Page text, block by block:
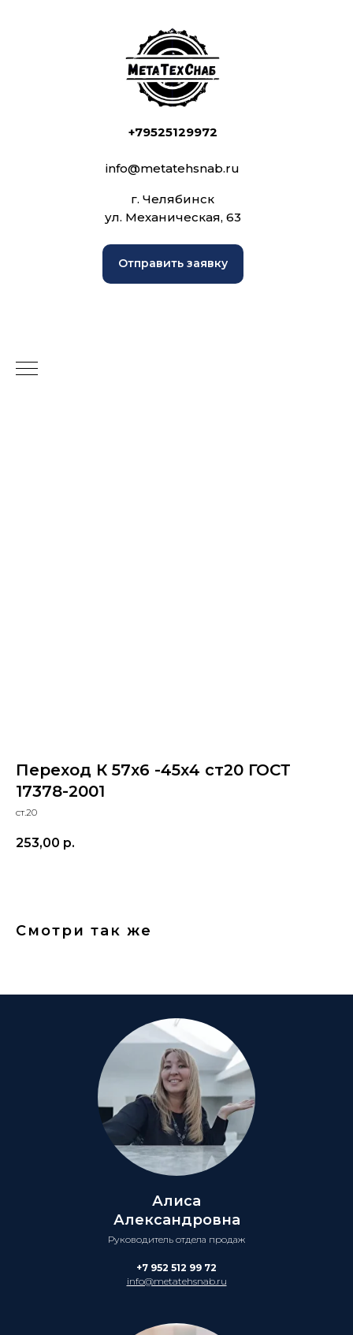
+79525129972
info@metatehsnab.ru
г. Челябинск
ул. Механическая, 63
Отправить заявку
Переход К 57х6 -45х4 ст20 ГОСТ
17378-2001
ст.20
253,00 р.
Смотри так же
Алиса
Александровна
Руководитель отдела продаж
+7 952 512 99 72
info@metatehsnab.ru